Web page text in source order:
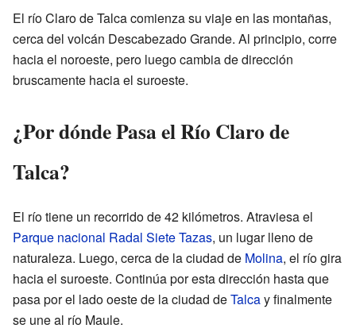
El río Claro de Talca comienza su viaje en las montañas,
cerca del volcán Descabezado Grande. Al principio, corre
hacia el noroeste, pero luego cambia de dirección
bruscamente hacia el suroeste.
¿Por dónde Pasa el Río Claro de
Talca?
El río tiene un recorrido de 42 kilómetros. Atraviesa el
Parque nacional Radal Siete Tazas, un lugar lleno de
naturaleza. Luego, cerca de la ciudad de Molina, el río gira
hacia el suroeste. Continúa por esta dirección hasta que
pasa por el lado oeste de la ciudad deTalcay finalmente
se une al río Maule.